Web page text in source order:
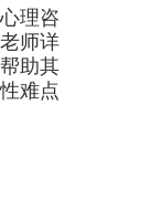
理咨
师详
助其
难点